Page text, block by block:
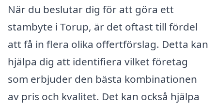
När du beslutar dig för att göra ett
stambyte i Torup, är det oftast till fördel
att få in flera olika offertförslag. Detta kan
hjälpa dig att identifiera vilket företag
som erbjuder den bästa kombinationen
av pris och kvalitet. Det kan också hjälpa